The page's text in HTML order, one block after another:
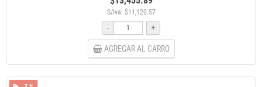
S/Iva: $11,120.57
-
+
AGREGAR AL CARRO